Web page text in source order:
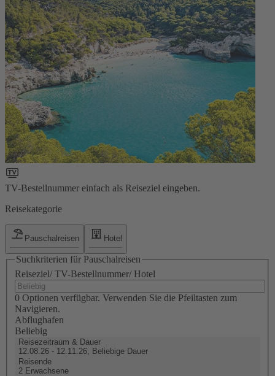
TV-Bestellnummer einfach als Reiseziel eingeben.
Reisekategorie
Pauschalreisen Hotel
Suchkriterien für Pauschalreisen
Reiseziel/ TV-Bestellnummer/ Hotel
0 Optionen verfügbar. Verwenden Sie die Pfeiltasten zum
Navigieren.
Abflughafen
Beliebig
Reisezeitraum & Dauer
12.08.26 - 12.11.26, Beliebige Dauer
Reisende
2 Erwachsene